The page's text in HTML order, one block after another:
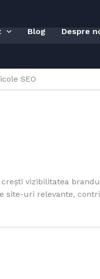
Blog
Despre
SEO
crești vizibilitatea
site-uri relevante,